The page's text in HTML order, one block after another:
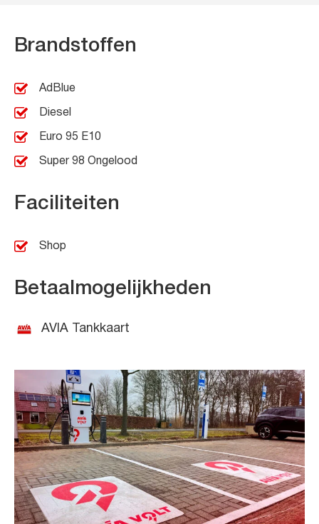
Brandstoffen
AdBlue
Diesel
Euro 95 E10
Super 98 Ongelood
Faciliteiten
Shop
Betaalmogelijkheden
AVIA Tankkaart